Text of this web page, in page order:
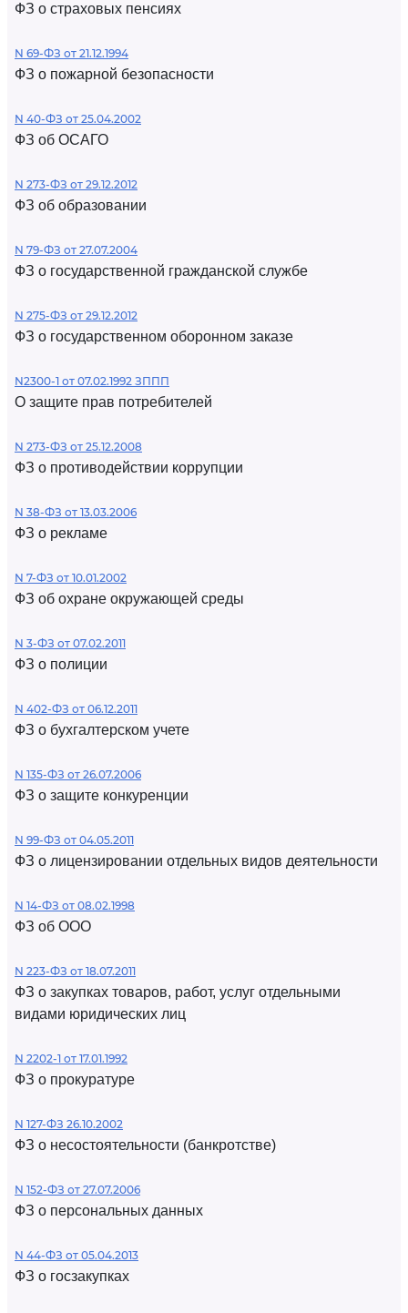
ФЗ о страховых пенсиях
N 69-ФЗ от 21.12.1994
ФЗ о пожарной безопасности
N 40-ФЗ от 25.04.2002
ФЗ об ОСАГО
N 273-ФЗ от 29.12.2012
ФЗ об образовании
N 79-ФЗ от 27.07.2004
ФЗ о государственной гражданской службе
N 275-ФЗ от 29.12.2012
ФЗ о государственном оборонном заказе
N2300-1 от 07.02.1992 ЗППП
О защите прав потребителей
N 273-ФЗ от 25.12.2008
ФЗ о противодействии коррупции
N 38-ФЗ от 13.03.2006
ФЗ о рекламе
N 7-ФЗ от 10.01.2002
ФЗ об охране окружающей среды
N 3-ФЗ от 07.02.2011
ФЗ о полиции
N 402-ФЗ от 06.12.2011
ФЗ о бухгалтерском учете
N 135-ФЗ от 26.07.2006
ФЗ о защите конкуренции
N 99-ФЗ от 04.05.2011
ФЗ о лицензировании отдельных видов деятельности
N 14-ФЗ от 08.02.1998
ФЗ об ООО
N 223-ФЗ от 18.07.2011
ФЗ о закупках товаров, работ, услуг отдельными
видами юридических лиц
N 2202-1 от 17.01.1992
ФЗ о прокуратуре
N 127-ФЗ 26.10.2002
ФЗ о несостоятельности (банкротстве)
N 152-ФЗ от 27.07.2006
ФЗ о персональных данных
N 44-ФЗ от 05.04.2013
ФЗ о госзакупках